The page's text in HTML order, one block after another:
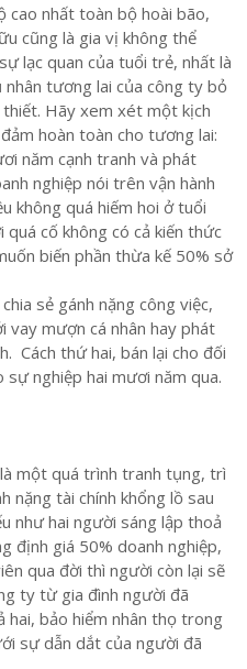
nhất toàn bộ hoài bão,
cũng là gia vị không thể
lạc quan của tuổi trẻ, nhất là
nhân tương lai của công ty bỏ
Hãy xem xét một kịch
hoàn toàn cho tương lai:
năm cạnh tranh và phát
nghiệp nói trên vận hành
không quá hiếm hoi ở tuổi
cố không có cả kiến thức
biến phần thừa kế 50% sở
sẻ gánh nặng công việc,
vay mượn cá nhân hay phát
Cách thứ hai, bán lại cho đối
nghiệp hai mươi năm qua.
một quá trình tranh tụng, trì
nặng tài chính khổng lồ sau
như hai người sáng lập thoả
định giá 50% doanh nghiệp,
qua đời thì người còn lại sẽ
ty từ gia đình người đã
hai, bảo hiểm nhân thọ trong
sự dẫn dắt của người đã